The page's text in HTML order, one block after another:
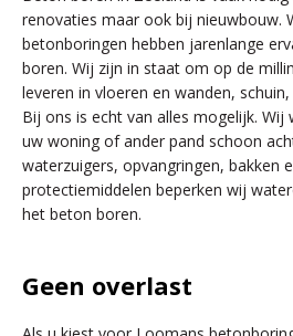
renovaties maar ook bij nieuwbouw.
betonboringen hebben jarenlange
boren. Wij zijn in staat om op de
leveren in vloeren en wanden,
Bij ons is echt van alles mogelijk. Wij
uw woning of ander pand schoon
waterzuigers, opvangringen, bakken
protectiemiddelen beperken wij
het beton boren.
Geen overlast